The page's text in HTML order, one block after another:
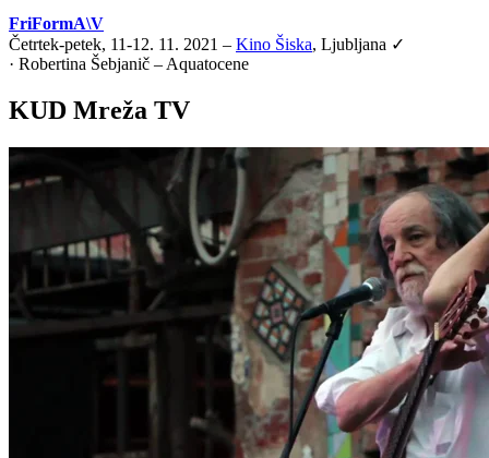
FriFormA\V
Četrtek-petek, 11-12. 11. 2021 – Kino Šiska, Ljubljana ✓
· Robertina Šebjanič – Aquatocene
KUD Mreža TV